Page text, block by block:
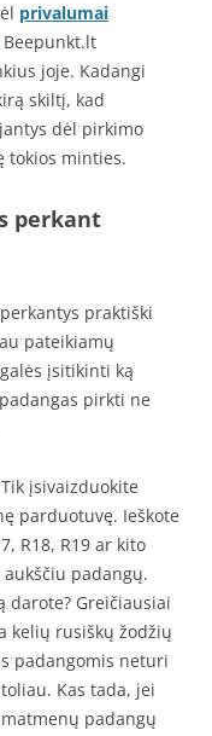
privalumai
Beepunkt.lt
joje. Kadangi
skiltį, kad
dėl pirkimo
tokios minties.
perkant
praktiški
pateikiamų
įsitikinti ką
pirkti ne
įsivaizduokite
parduotuvę. Ieškote
R18, R19 ar kito
padangų.
darote? Greičiausiai
kelių rusiškų žodžių
padangomis neturi
Kas tada, jei
padangų